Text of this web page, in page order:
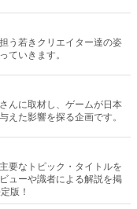
う若きクリエイター達の姿
ていきます。
んに取材し、ゲームが日本
えた影響を探る企画です。
要なトピック・タイトルを
ューや識者による解説を掲
版！